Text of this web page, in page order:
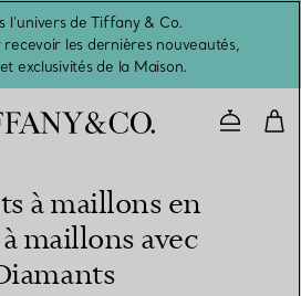
l’univers de Tiffany & Co.
les dernières nouveautés,
exclusivités de la Maison.
à maillons en
maillons avec